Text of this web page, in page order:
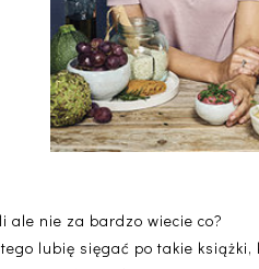
ale nie za bardzo wiecie co?
lubię sięgać po takie książki,